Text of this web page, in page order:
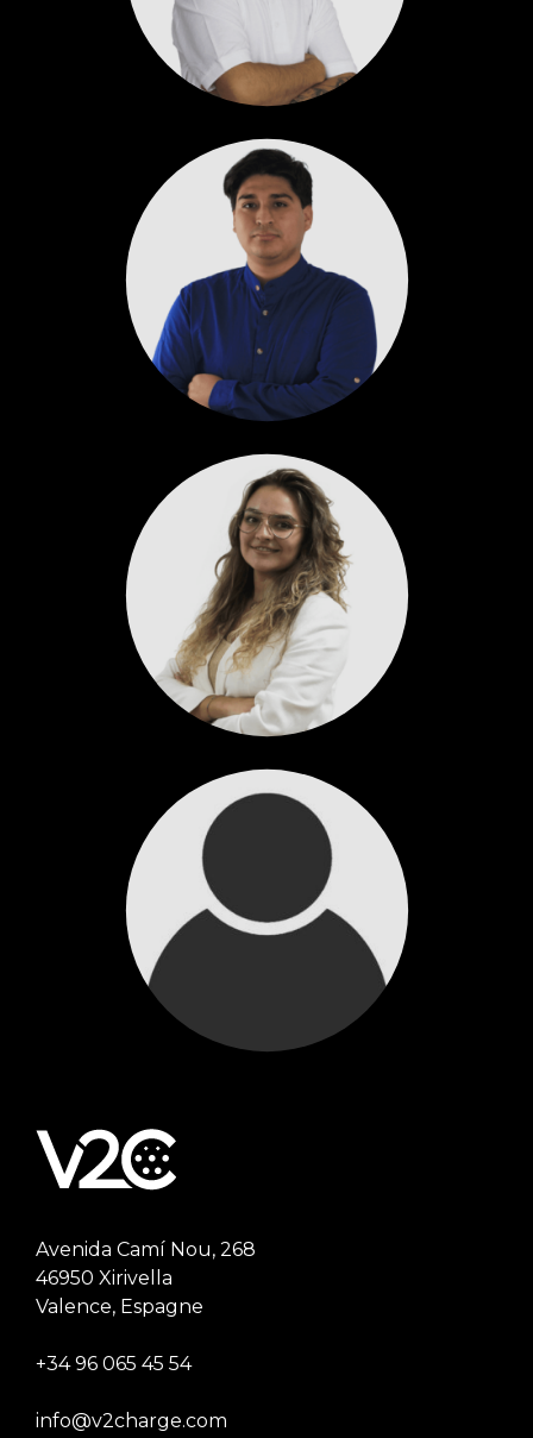
Avenida Camí Nou, 268
46950 Xirivella
Valence, Espagne
+34 96 065 45 54
info@v2charge.com